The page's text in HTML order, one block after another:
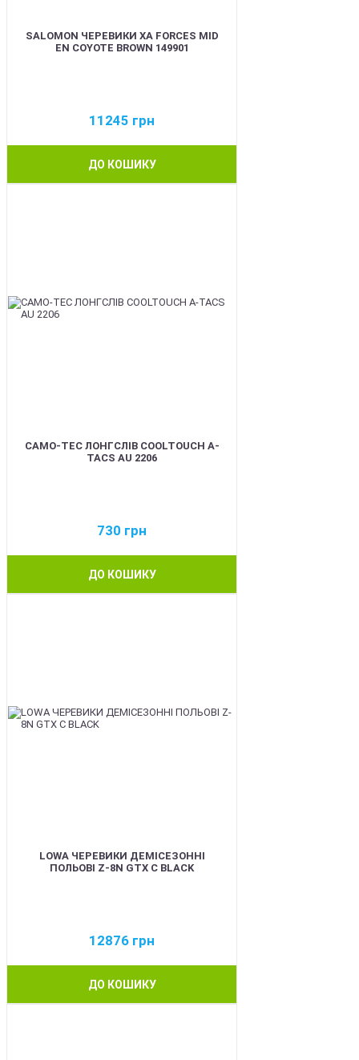
SALOMON ЧЕРЕВИКИ XA FORCES MID
EN COYOTE BROWN 149901
11245 грн
ДО КОШИКУ
CAMO-TEC ЛОНГСЛІВ COOLTOUCH A-
TACS AU 2206
730 грн
ДО КОШИКУ
LOWA ЧЕРЕВИКИ ДЕМІСЕЗОННІ
ПОЛЬОВІ Z-8N GTX C BLACK
12876 грн
ДО КОШИКУ